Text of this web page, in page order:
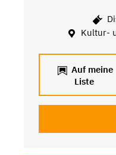
Kultur-
Auf meine
Liste